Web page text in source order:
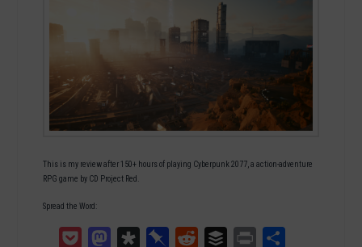
This is my review after 150+ hours of playing Cyberpunk 2077, a action-adventure
RPG game by CD Project Red.
Spread the Word:
Pocket MastodonDiasporaPinboardReddit Buffer Print